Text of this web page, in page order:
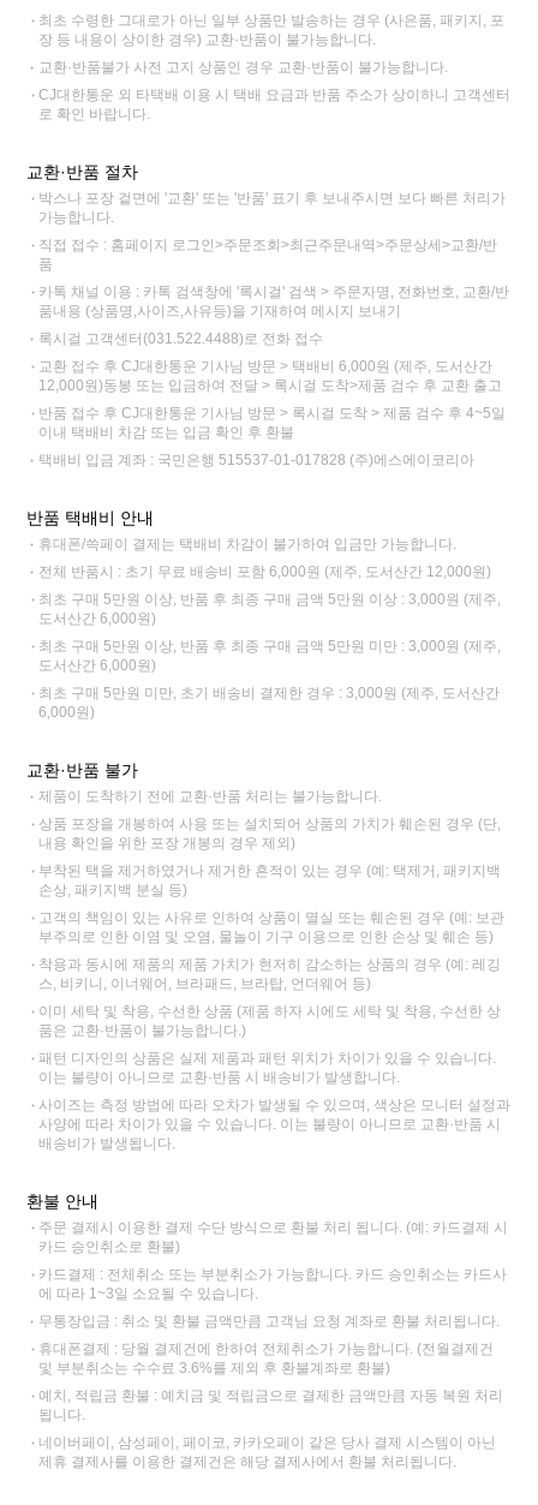
최초 수령한 그대로가 아닌 일부 상품만 발송하는 경우 (사은품, 패키지, 포
장 등 내용이 상이한 경우) 교환·반품이 불가능합니다.
교환·반품불가 사전 고지 상품인 경우 교환·반품이 불가능합니다.
CJ대한통운 외 타택배 이용 시 택배 요금과 반품 주소가 상이하니 고객센터
로 확인 바랍니다.
교환·반품 절차
박스나 포장 겉면에 '교환' 또는 '반품' 표기 후 보내주시면 보다 빠른 처리가
가능합니다.
직접 접수 : 홈페이지 로그인>주문조회>최근주문내역>주문상세>교환/반
품
카톡 채널 이용 : 카톡 검색창에 '록시걸' 검색 > 주문자명, 전화번호, 교환/반
품내용 (상품명,사이즈,사유등)을 기재하여 메시지 보내기
록시걸 고객센터(031.522.4488)로 전화 접수
교환 접수 후 CJ대한통운 기사님 방문 > 택배비 6,000원 (제주, 도서산간
12,000원)동봉 또는 입금하여 전달 > 록시걸 도착>제품 검수 후 교환 출고
반품 접수 후 CJ대한통운 기사님 방문 > 록시걸 도착 > 제품 검수 후 4~5일
이내 택배비 차감 또는 입금 확인 후 환불
택배비 입금 계좌 : 국민은행 515537-01-017828 (주)에스에이코리아
반품 택배비 안내
휴대폰/쓱페이 결제는 택배비 차감이 불가하여 입금만 가능합니다.
전체 반품시 : 초기 무료 배송비 포함 6,000원 (제주, 도서산간 12,000원)
최초 구매 5만원 이상, 반품 후 최종 구매 금액 5만원 이상 : 3,000원 (제주,
도서산간 6,000원)
최초 구매 5만원 이상, 반품 후 최종 구매 금액 5만원 미만 : 3,000원 (제주,
도서산간 6,000원)
최초 구매 5만원 미만, 초기 배송비 결제한 경우 : 3,000원 (제주, 도서산간
6,000원)
교환·반품 불가
제품이 도착하기 전에 교환·반품 처리는 불가능합니다.
상품 포장을 개봉하여 사용 또는 설치되어 상품의 가치가 훼손된 경우 (단,
내용 확인을 위한 포장 개봉의 경우 제외)
부착된 택을 제거하였거나 제거한 흔적이 있는 경우 (예: 택제거, 패키지백
손상, 패키지백 분실 등)
고객의 책임이 있는 사유로 인하여 상품이 멸실 또는 훼손된 경우 (예: 보관
부주의로 인한 이염 및 오염, 물놀이 기구 이용으로 인한 손상 및 훼손 등)
착용과 동시에 제품의 제품 가치가 현저히 감소하는 상품의 경우 (예: 레깅
스, 비키니, 이너웨어, 브라패드, 브라탑, 언더웨어 등)
이미 세탁 및 착용, 수선한 상품 (제품 하자 시에도 세탁 및 착용, 수선한 상
품은 교환·반품이 불가능합니다.)
패턴 디자인의 상품은 실제 제품과 패턴 위치가 차이가 있을 수 있습니다.
이는 불량이 아니므로 교환·반품 시 배송비가 발생합니다.
사이즈는 측정 방법에 따라 오차가 발생될 수 있으며, 색상은 모니터 설정과
사양에 따라 차이가 있을 수 있습니다. 이는 불량이 아니므로 교환·반품 시
배송비가 발생됩니다.
환불 안내
주문 결제시 이용한 결제 수단 방식으로 환불 처리 됩니다. (예: 카드결제 시
카드 승인취소로 환불)
카드결제 : 전체취소 또는 부분취소가 가능합니다. 카드 승인취소는 카드사
에 따라 1~3일 소요될 수 있습니다.
무통장입금 : 취소 및 환불 금액만큼 고객님 요청 계좌로 환불 처리됩니다.
휴대폰결제 : 당월 결제건에 한하여 전체취소가 가능합니다. (전월결제건
및 부분취소는 수수료 3.6%를 제외 후 환불계좌로 환불)
예치, 적립금 환불 : 예치금 및 적립금으로 결제한 금액만큼 자동 복원 처리
됩니다.
네이버페이, 삼성페이, 페이코, 카카오페이 같은 당사 결제 시스템이 아닌
제휴 결제사를 이용한 결제건은 해당 결제사에서 환불 처리됩니다.